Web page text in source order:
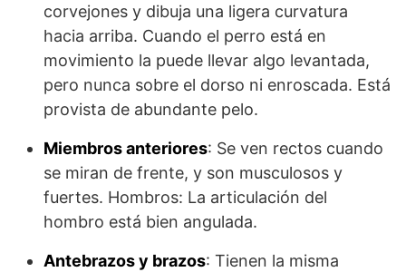
corvejones y dibuja una ligera cur­vatura
hacia arriba. Cuando el perro está en
movimiento la puede llevar algo levantada,
pero nunca sobre el dorso ni enroscada. Está
provista de abundante pelo.
Miembros anteriores: Se ven rectos cuando
se miran de frente, y son musculosos y
fuertes. Hombros: La articulación del
hombro está bien angulada.
Antebrazos y brazos: Tienen la misma